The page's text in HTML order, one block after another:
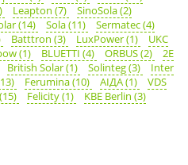
Leapton (7)
SinoSola (2)
(14) Sola (11)
Sermatec (4)
Batttron (3) LuxPower (1)
UKC
(1) BLUETTI (4) ORBUS (2)
2E
British Solar (1) Solinteg (3)
Inter
Ferumina (10) АІДА (1)
VDS
Felicity (1)
KBE Berlin (3)